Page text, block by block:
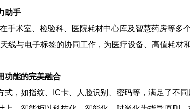
助手
手术室、检验科、医院耗材中心库及智慧药房等多
线与电子标签的协同工作，为医疗设备、高值耗材
功能的完美融合
式，如指纹、IC卡、人脸识别、密码等，满足了不